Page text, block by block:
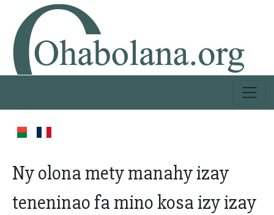
Ny olona mety manahy izay
teneninao fa mino kosa izy izay